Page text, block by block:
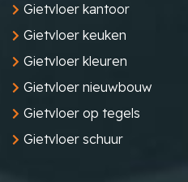
Gietvloer kantoor
Gietvloer keuken
Gietvloer kleuren
Gietvloer nieuwbouw
Gietvloer op tegels
Gietvloer schuur